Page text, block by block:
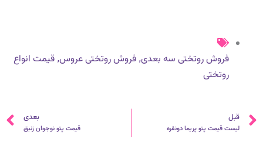
فروش روتختی سه بعدی, فروش روتختی عروس, قیمت انواع
روتختی
قبلی
قبل
لیست قیمت پتو پریما دونفره
بعدی
قیمت پتو نوجوان زنبق